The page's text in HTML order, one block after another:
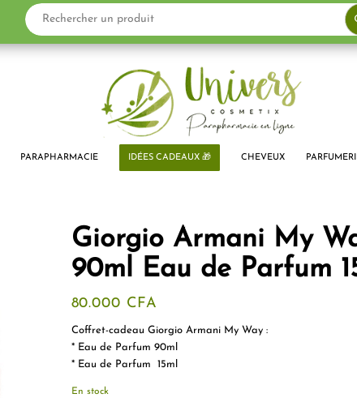
PARAPHARMACIE IDÉES CADEAUX 🎁 CHEVEUX
Giorgio Armani My
90ml Eau de Parfum
80.000 CFA
Coffret-cadeau Giorgio Armani My Way :
* Eau de Parfum 90ml
* Eau de Parfum 15ml
En stock